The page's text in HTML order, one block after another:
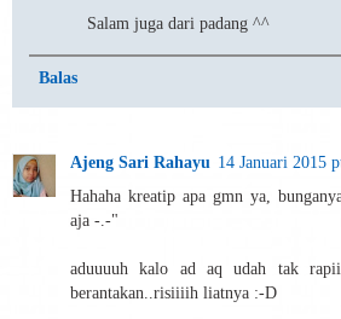
Salam juga dari padang ^^
Balas
Ajeng Sari Rahayu 14 Januari 2015
Hahaha kreatip apa gmn ya,
aja -.-"
aduuuuh kalo ad aq udah tak
berantakan..risiiiih liatnya :-D